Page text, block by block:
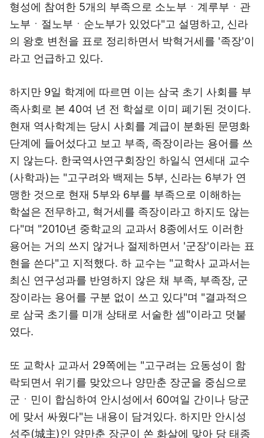
형성에 참여한 5개의 부족으로 소노부ㆍ계루부ㆍ관
노부ㆍ절노부ㆍ순노부가 있었다"고 설명하고, 신라
의 왕호 변천을 표로 정리하면서 박혁거세를 '족장'이
라고 언급하고 있다.
하지만 9일 학계에 따르면 이는 삼국 초기 사회를 부
족사회로 본 40여 년 전 학설로 이미 폐기된 것이다.
현재 역사학계는 당시 사회를 계급이 분화된 문명화
단계에 들어섰다고 보고 부족, 족장이라는 용어를 쓰
지 않는다. 한국역사연구회장인 하일식 연세대 교수
(사학과)는 "고구려와 백제는 5부, 신라는 6부가 연
맹한 것으로 현재 5부와 6부를 부족으로 이해하는
학설은 전무하고, 혁거세를 족장이라고 하지도 않는
다"며 "2010년 중학교의 교과서 8종에서도 이러한
용어는 거의 쓰지 않거나 절제하면서 '군장'이라는 표
현을 쓴다"고 지적했다. 하 교수는 "교학사 교과서는
최신 연구성과를 반영하지 않은 채 부족, 부족장, 군
장이라는 용어를 구분 없이 쓰고 있다"며 "결과적으
로 삼국 초기를 미개 상태로 서술한 셈"이라고 덧붙
였다.
또 교학사 교과서 29쪽에는 "고구려는 요동성이 함
락되면서 위기를 맞았으나 양만춘 장군을 중심으로
군ㆍ민이 합심하여 안시성에서 60여일 간이나 당군
에 맞서 싸웠다"는 내용이 담겨있다. 하지만 안시성
성주(城主)인 양만춘 장군이 쏜 화살에 맞아 당 태종